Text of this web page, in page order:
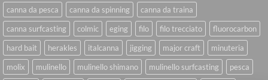
canna da pesca
canna da spinning
canna da traina
canna surfcasting
colmic eging filo filo trecciato
fluorocarbon
hard bait
herakles italcanna jigging major craft
minuteria
molix
mulinello mulinello shimano mulinello surfcasting
pesca